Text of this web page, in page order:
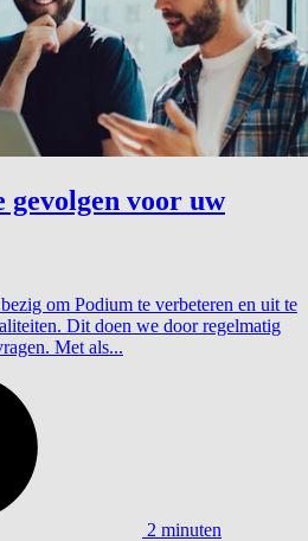
gevolgen voor uw
om Podium te verbeteren en uit te
Dit doen we door regelmatig
Met als...
2 minuten